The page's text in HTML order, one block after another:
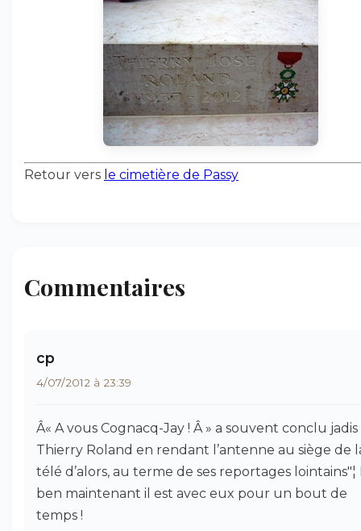
Retour vers le cimetière de Passy
Commentaires
cp
4/07/2012 à 23:39
Â« A vous Cognacq-Jay ! Â » a souvent conclu jadis
Thierry Roland en rendant l’antenne au siège de
télé d’alors, au terme de ses reportages lointains"¦
ben maintenant il est avec eux pour un bout de
temps !